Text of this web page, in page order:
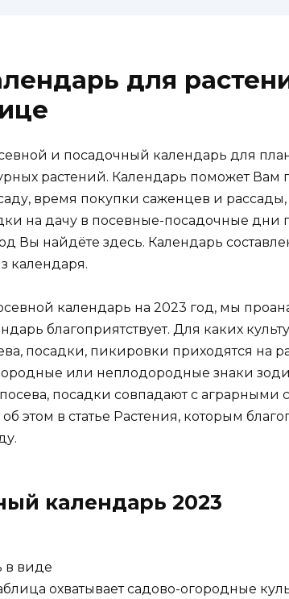
для
и посадочный календарь для
растений. Календарь поможет Вам
время покупки саженцев и рассады,
на дачу в посевные-посадочные дни
Вы найдёте здесь. Календарь
календаря.
календарь на 2023 год, мы
благоприятствует. Для каких
посадки, пикировки приходятся на
или неплодородные знаки
посадки совпадают с аграрными
этом в статье Растения, которым
календарь 2023
в виде
охватывает садово-огородные